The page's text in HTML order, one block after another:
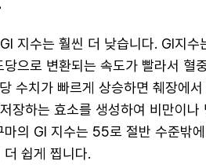
지수는 훨씬 더 낮습니다. GI지수
으로 변환되는 속도가 빨라서 혈
수치가 빠르게 상승하면 췌장에
장하는 효소를 생성하여 비만이나
의 GI 지수는 55로 절반 수준밖
쉽게 찝니다.